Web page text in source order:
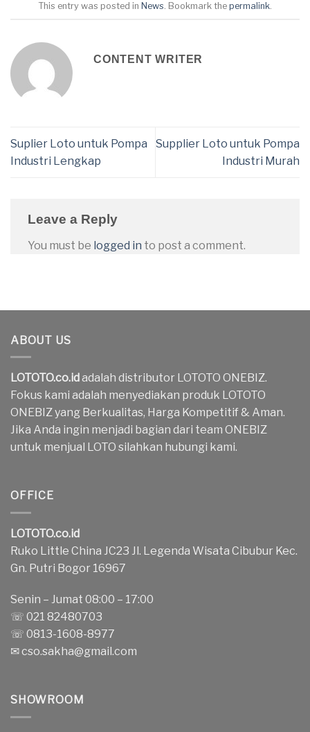
This entry was posted in News. Bookmark the permalink.
CONTENT WRITER
Suplier Loto untuk Pompa
Industri Lengkap
Supplier Loto untuk Pompa
Industri Murah
Leave a Reply
You must be logged in to post a comment.
ABOUT US
LOTOTO.co.id adalah distributor LOTOTO ONEBIZ.
Fokus kami adalah menyediakan produk LOTOTO
ONEBIZ yang Berkualitas, Harga Kompetitif & Aman.
Jika Anda ingin menjadi bagian dari team ONEBIZ
untuk menjual LOTO silahkan hubungi kami.
OFFICE
LOTOTO.co.id
Ruko Little China JC23 Jl. Legenda Wisata Cibubur Kec.
Gn. Putri Bogor 16967
Senin – Jumat 08:00 – 17:00
☏ 021 82480703
☏ 0813-1608-8977
✉cso.sakha@gmail.com
SHOWROOM